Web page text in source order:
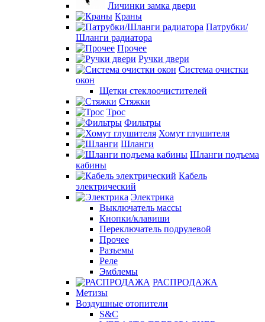
Личинки замка двери
Краны
Патрубки/
Шланги радиатора
Прочее
Ручки двери
Система очистки
окон
Щетки стеклоочистителей
Стяжки
Трос
Фильтры
Хомут глушителя
Шланги
Шланги подъема
кабины
Кабель
электрический
Электрика
Выключатель массы
Кнопки/клавиши
Переключатель подрулевой
Прочее
Разъемы
Реле
Эмблемы
РАСПРОДАЖА
Метизы
Воздушные отопители
S&C